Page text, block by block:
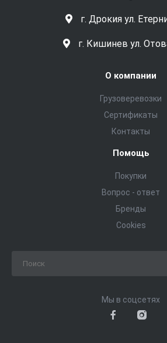
г. Дрокия ул.
г. Кишинев ул.
О компании
Грузоверевозки
Сертификаты
Контакты
Помощь
Покупки
Вопрос - ответ
Бренды
Cookies
Мы в соцсетях